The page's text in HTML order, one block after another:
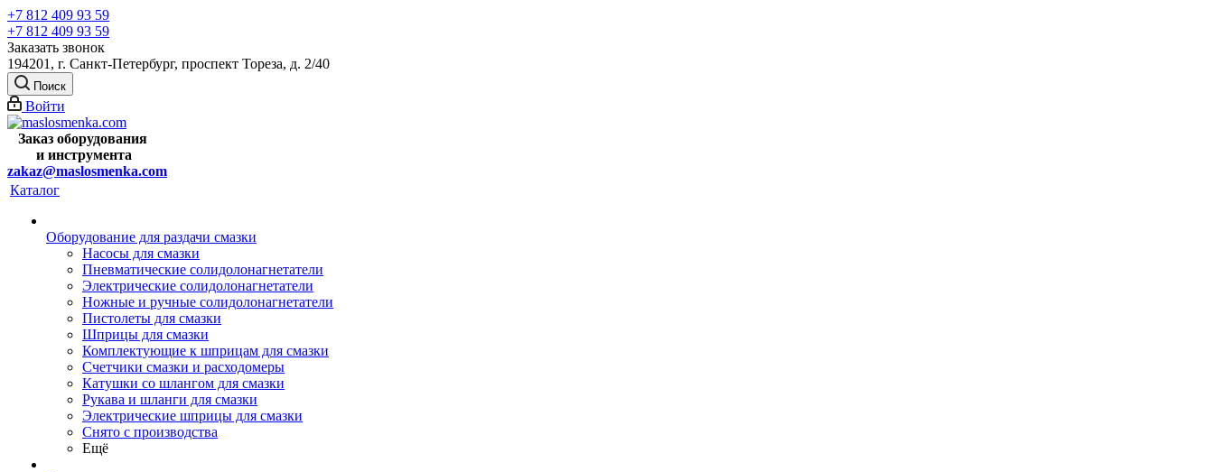
+7 812 409 93 59
+7 812 409 93 59
Заказать звонок
194201, г. Санкт-Петербург, проспект Тореза, д. 2/40
Поиск
Войти
Заказ оборудования
и инструмента
zakaz@maslosmenka.com
Каталог
Оборудование для раздачи смазки
Насосы для смазки
Пневматические солидолонагнетатели
Электрические солидолонагнетатели
Ножные и ручные солидолонагнетатели
Пистолеты для смазки
Шприцы для смазки
Комплектующие к шприцам для смазки
Счетчики смазки и расходомеры
Катушки со шлангом для смазки
Рукава и шланги для смазки
Электрические шприцы для смазки
Снято с производства
Ещё